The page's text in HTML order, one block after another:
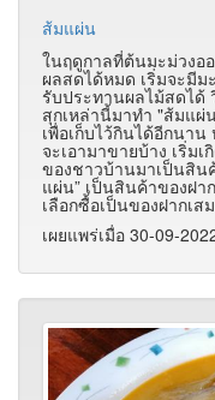
ส้มแผ่น
ในฤดูกาลที่ต้นมะม่วงอ
ผลสดได้หมด เริ่มจะมี
รับประทานผลไม้สดได้
สุกเหล่านี้มาทำ "ส้มแผ่
เพื่อเก็บไว้กินได้อีกนา
จะเอามาขายบ้าง เริ่ม
ของชาวบ้านมาเป็นสิน
แผ่น” เป็นสินค้าของฝ
เลือกซื้อเป็นของฝากเส
เผยแพร่เมื่อ 30-09-